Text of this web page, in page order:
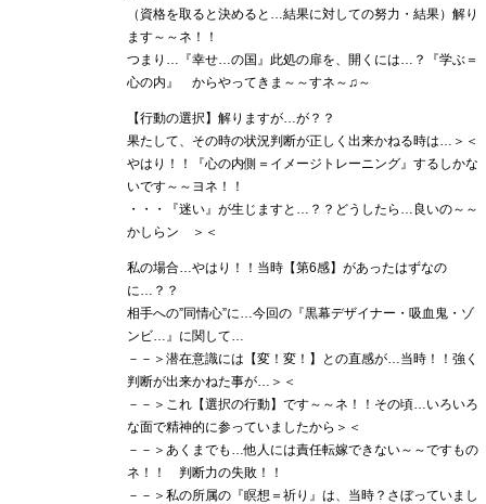
（資格を取ると決めると…結果に対しての努力・結果）解り
ます～～ネ！！
つまり…『幸せ…の国』此処の扉を、開くには…？『学ぶ＝
心の内』 からやってきま～～すネ～♫～
【行動の選択】解りますが…が？？
果たして、その時の状況判断が正しく出来かねる時は…＞＜
やはり！！『心の内側＝イメージトレーニング』するしかな
いです～～ヨネ！！
・・・『迷い』が生じますと…？？どうしたら…良いの～～
かしらン ＞＜
私の場合…やはり！！当時【第6感】があったはずなの
に…？？
相手への”同情心”に…今回の『黒幕デザイナー・吸血鬼・ゾ
ンビ…』に関して…
－－＞潜在意識には【変！変！】との直感が…当時！！強く
判断が出来かねた事が…＞＜
－－＞これ【選択の行動】です～～ネ！！その頃…いろいろ
な面で精神的に参っていましたから＞＜
－－＞あくまでも…他人には責任転嫁できない～～ですもの
ネ！！ 判断力の失敗！！
－－＞私の所属の『瞑想＝祈り』は、当時？さぼっていまし